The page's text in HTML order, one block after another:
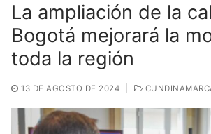
La ampliación de la
Bogotá mejorará la
toda la región
13 DE AGOSTO DE 2024